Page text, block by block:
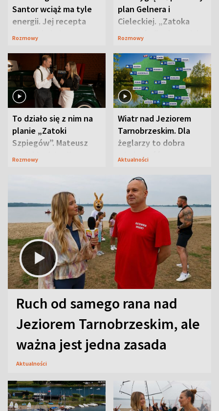
Santor wciąż ma tyle
energii. Jej recepta
jest zaskakująco
Rozmowy
plan Gelnera i
Cieleckiej. „Zatoka
szpiegów” od razu ich
Rozmowy
To działo się z nim na
planie „Zatoki
Szpiegów”. Mateusz
Janicki odsłonił
Rozmowy
Wiatr nad Jeziorem
Tarnobrzeskim. Dla
żeglarzy to dobra
wiadomość
Aktualności
Ruch od samego rana nad
Jeziorem Tarnobrzeskim, ale
ważna jest jedna zasada
Aktualności